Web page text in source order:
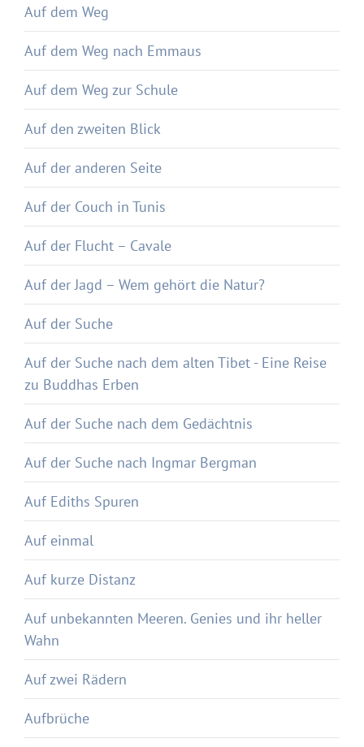
Auf dem Weg
Auf dem Weg nach Emmaus
Auf dem Weg zur Schule
Auf den zweiten Blick
Auf der anderen Seite
Auf der Couch in Tunis
Auf der Flucht – Cavale
Auf der Jagd – Wem gehört die Natur?
Auf der Suche
Auf der Suche nach dem alten Tibet - Eine Reise
zu Buddhas Erben
Auf der Suche nach dem Gedächtnis
Auf der Suche nach Ingmar Bergman
Auf Ediths Spuren
Auf einmal
Auf kurze Distanz
Auf unbekannten Meeren. Genies und ihr heller
Wahn
Auf zwei Rädern
Aufbrüche